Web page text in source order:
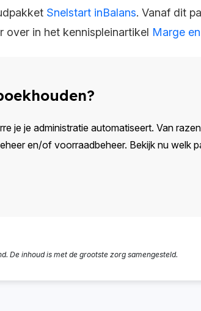
Snelstart inBalans. Vanaf dit
over in het kennispleinartikel Marge
je je administratie automatiseert. Van
en/of voorraadbeheer. Bekijk nu welk
De inhoud is met de grootste zorg samengesteld.